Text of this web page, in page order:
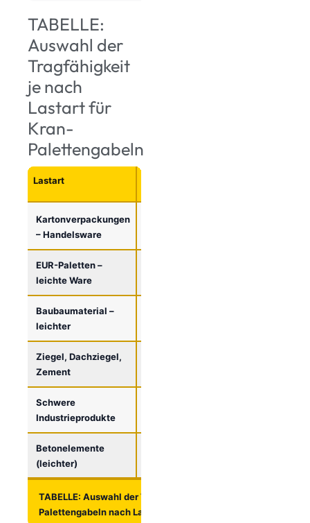
TABELLE:
Auswahl der
Tragfähigkeit
je nach
Lastart für
Kran-
Palettengabeln
Lastart
Kartonverpackungen
– Handelsware
EUR-Paletten –
leichte Ware
Baubaumaterial –
leichter
Ziegel, Dachziegel,
Zement
Schwere
Industrieprodukte
Betonelemente
(leichter)
TABELLE: Auswahl der Tragfähigkeit von Kran-
Palettengabeln nach Lastart